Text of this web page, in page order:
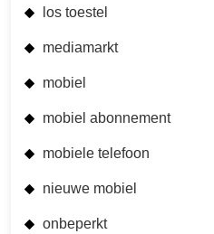
los toestel
mediamarkt
mobiel
mobiel abonnement
mobiele telefoon
nieuwe mobiel
onbeperkt